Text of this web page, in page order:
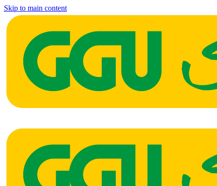
Skip to main content